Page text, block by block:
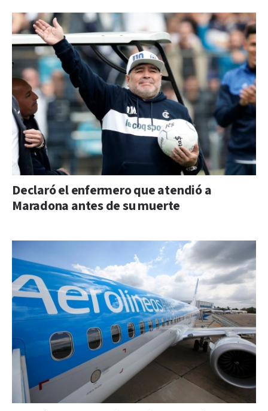
Declaró el enfermero que atendió a
Maradona antes de su muerte